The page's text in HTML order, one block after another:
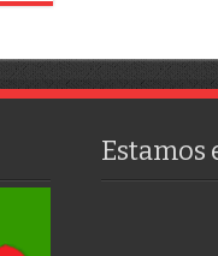
Estamos